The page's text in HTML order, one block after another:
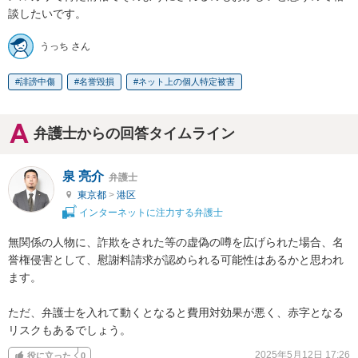
談したいです。
うっち さん
誹謗中傷 名誉毀損 ネット上の個人特定被害
弁護士からの回答タイムライン
泉 亮介 弁護士
東京都 > 港区
インターネットに注力する弁護士
無関係の人物に、詐欺をされた等の虚偽の噂を広げられた場合、名
誉権侵害として、慰謝料請求が認められる可能性はあるかと思われ
ます。
ただ、弁護士を入れて動くとなると費用対効果が悪く、赤字となる
リスクもあるでしょう。
役に立った 0 2025年5月12日 17:26